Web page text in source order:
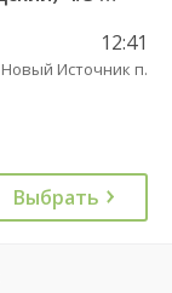
12:41
Новый Источник п.
Выбрать